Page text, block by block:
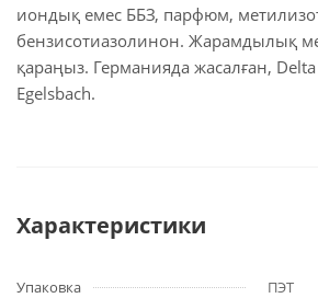
иондық емес ББЗ, парфюм,
бензисотиазолинон. Жарамдылық
қараңыз. Германияда жасалған,
Egelsbach.
Характеристики
Упаковка
ПЭТ